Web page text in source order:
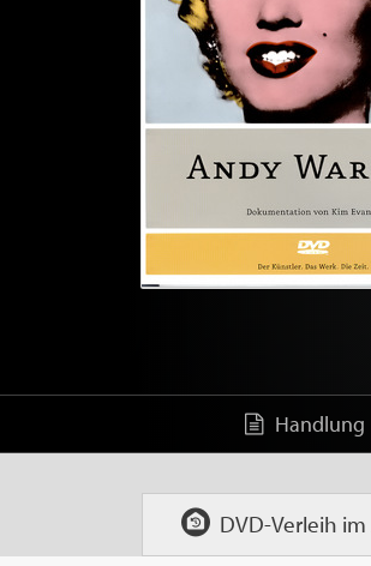
Handlung
DVD-Verleih im